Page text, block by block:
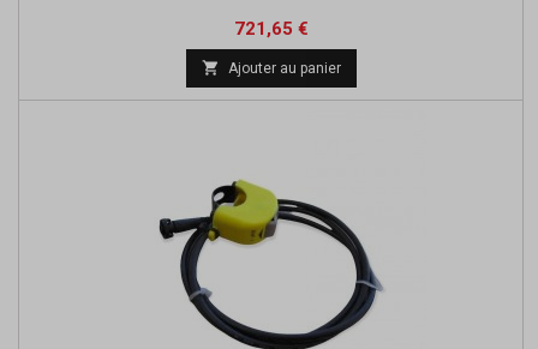
Prix
721,65 €Prix
de
base
 Ajouter au panier